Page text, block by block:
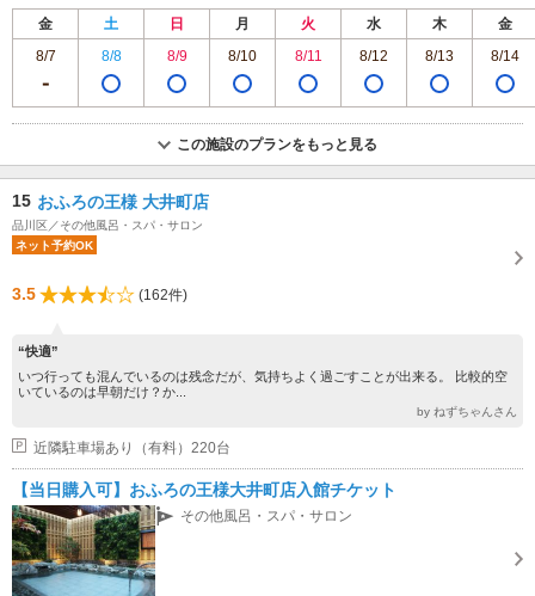
金 土 日 月 火 水 木
金
8/7
8/8 8/9 8/10 8/11 8/12 8/13 8/14
この施設のプランをもっと見る
15 おふろの王様 大井町店
品川区／その他風呂・スパ・サロン
ネット予約OK
3.5 (162件)
“快適”
いつ行っても混んでいるのは残念だが、気持ちよく過ごすことが出来る。 比較的空
いているのは早朝だけ？か...
by ねずちゃんさん
近隣駐車場あり（有料）220台
【当日購入可】おふろの王様大井町店入館チケット
その他風呂・スパ・サロン